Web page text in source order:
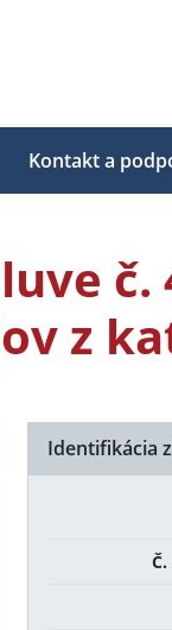
Kontakt a
z
Identifikácia